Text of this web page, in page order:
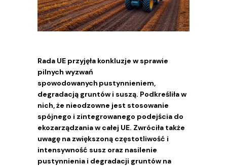
Rada UE przyjęła konkluzje w sprawie
pilnych wyzwań
spowodowanych pustynnieniem,
degradacją gruntów i suszą. Podkreśliła w
nich, że nieodzowne jest stosowanie
spójnego i zintegrowanego podejścia do
ekozarządzania w całej UE. Zwróciła także
uwagę na zwiększoną częstotliwość i
intensywność susz oraz nasilenie
pustynnienia i degradacji gruntów na